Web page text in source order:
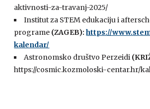
aktivnosti-za-travanj-2025/
Institut za STEM edukaciju i
programe (ZAGEB): https://
kalendar/
Astronomsko društvo Perzeidi
https://cosmic.kozmoloski-centar.hr/